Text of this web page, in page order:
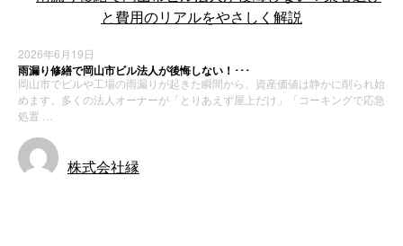
2026年6月19日
雨漏り修繕で岡山市ビル法人が後悔しない！･･･
岡山市でビルや工場の雨漏りが起きた瞬間から、資産価値は静かに削られ始
めます。多くの法人オーナーが「とりあえず屋上だけ」「コーキングで応急
処置 …
株式会社縁